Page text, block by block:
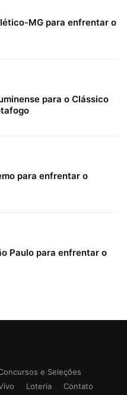
MG para enfrentar o
para o Clássico
para enfrentar o
Paulo para enfrentar o
e Seleções
Loteria Contato